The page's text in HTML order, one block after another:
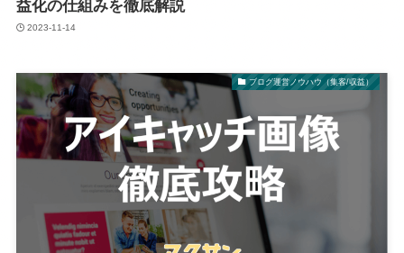
益化の仕組みを徹底解説
2023-11-14
ブログ運営ノウハウ（集客/収益）